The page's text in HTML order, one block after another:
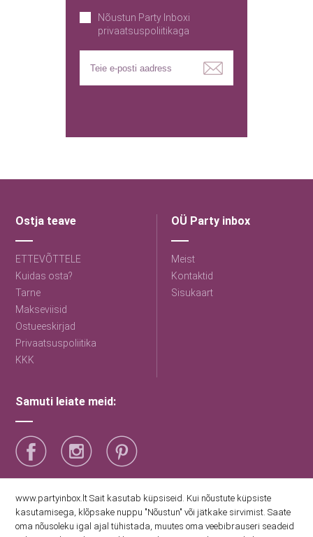
Nõustun Party Inboxi
privaatsuspoliitikaga
Ostja teave
ETTEVÕTTELE
Kuidas osta?
Tarne
Makseviisid
Ostueeskirjad
Privaatsuspoliitika
KKK
OÜ Party inbox
Meist
Kontaktid
Sisukaart
Samuti leiate meid:
Saage esimestena uudiseid
www.partyinbox.lt Sait kasutab küpsiseid. Kui nõustute küpsiste
kasutamisega, klõpsake nuppu "Nõustun" või jätkake sirvimist. Saate
oma nõusoleku igal ajal tühistada, muutes oma veebibrauseri seadeid